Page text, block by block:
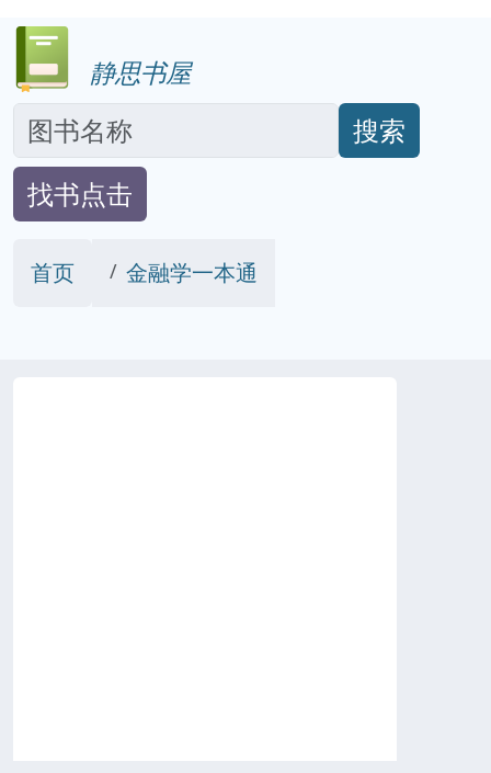
静思书屋
搜索
找书点击
首页 金融学一本通